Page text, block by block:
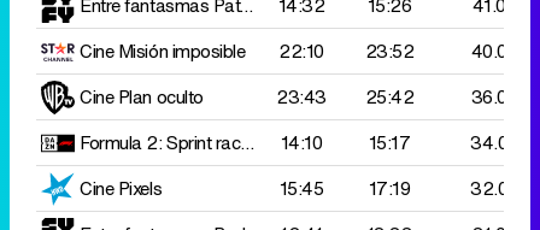
CineMisión imposible 22:10 23:52
40.000
CinePlan oculto 23:43 25:42
36.000
Formula 2: Sprint raceG. P. Hungría
14:10 15:17
34.000
CinePixels 15:45 17:19
32.000